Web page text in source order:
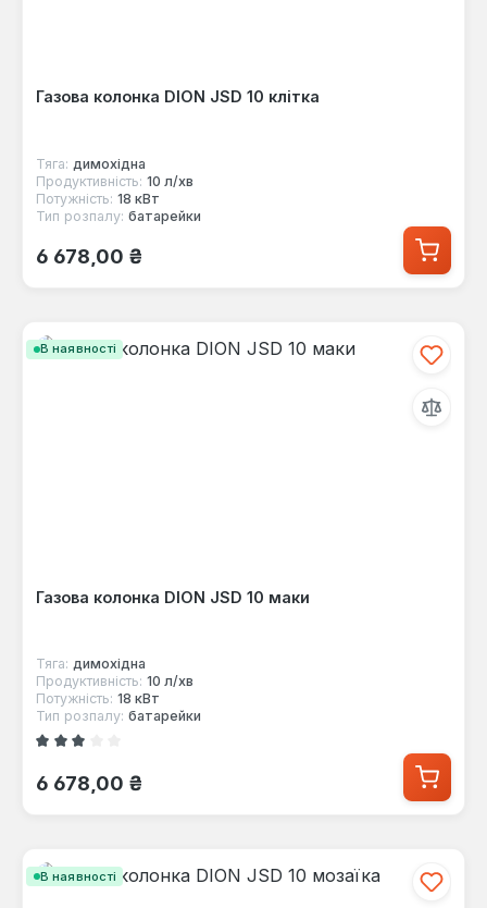
Газова колонка DION JSD 10 клітка
Тяга: димохідна
Продуктивність: 10 л/хв
Потужність: 18 кВт
Тип розпалу: батарейки
Звичайна ціна:
6 678,00 ₴
В наявності
Газова колонка DION JSD 10 маки
Тяга: димохідна
Продуктивність: 10 л/хв
Потужність: 18 кВт
Тип розпалу: батарейки
Середня оцінка 3 з 5 зірок
Звичайна ціна:
6 678,00 ₴
В наявності